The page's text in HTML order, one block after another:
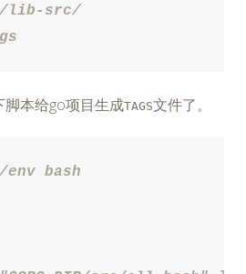
lib-src/
本给go项目生成TAGS文件了。
bash